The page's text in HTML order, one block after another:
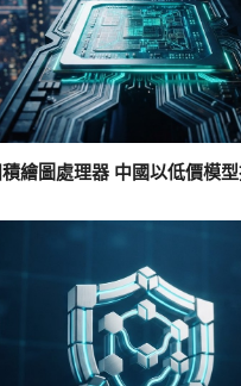
繪圖處理器 中國以低價模